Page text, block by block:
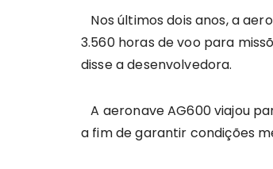
Nos últimos dois anos, a
3.560 horas de voo para
disse a desenvolvedora.
A aeronave AG600 viajou
a fim de garantir condições